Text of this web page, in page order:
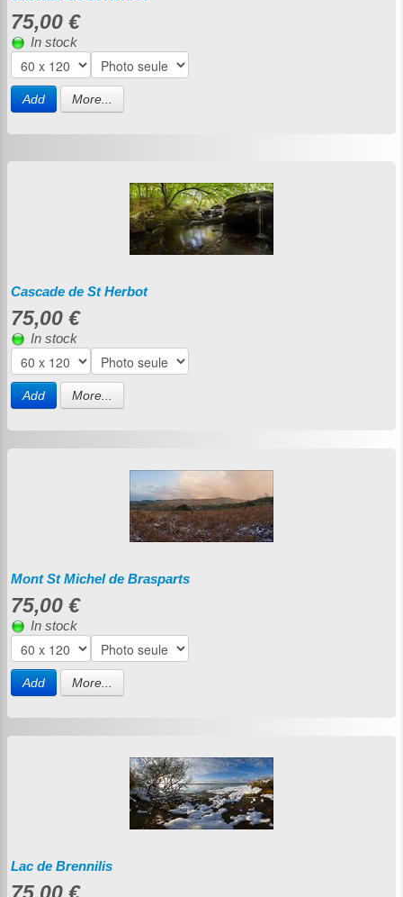
75,00 €
In stock
Add More...
Cascade de St Herbot
75,00 €
In stock
Add More...
Mont St Michel de Brasparts
75,00 €
In stock
Add More...
Lac de Brennilis